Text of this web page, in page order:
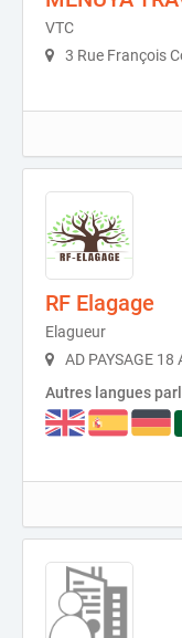
VTC
3 Rue François
RF Elagage
Elagueur
AD PAYSAGE
Autres langues